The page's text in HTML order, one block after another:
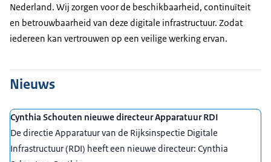
Nederland. Wij zorgen voor de beschikbaarheid, continuïteit
en betrouwbaarheid van deze digitale infrastructuur. Zodat
iedereen kan vertrouwen op een veilige werking ervan.
Nieuws
Cynthia Schouten nieuwe directeur Apparatuur RDI
De directie Apparatuur van de Rijksinspectie Digitale
Infrastructuur (RDI) heeft een nieuwe directeur: Cynthia